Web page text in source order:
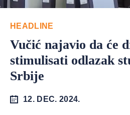
HEADLINE
Vučić najavio da će
stimulisati odlazak
Srbije
12. DEC. 2024.